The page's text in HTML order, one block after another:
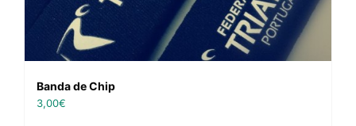
Banda de Chip
3,00€